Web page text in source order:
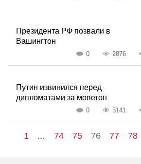
Президента РФ позвали в
Вашингтон
0 2876
Путин извинился перед
дипломатами за моветон
0 5141
1 ... 74 75 76 77 78